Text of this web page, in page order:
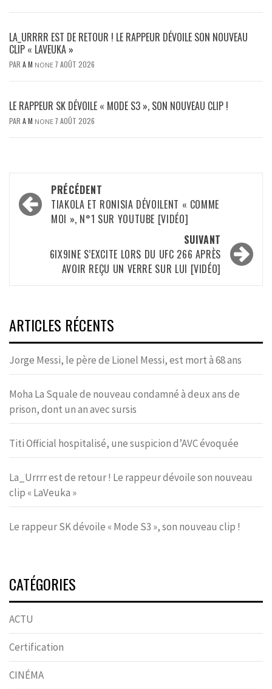
LA_URRRR EST DE RETOUR ! LE RAPPEUR DÉVOILE SON NOUVEAU
CLIP « LAVEUKA »
PAR A M NONE 7 AOÛT 2026
LE RAPPEUR SK DÉVOILE « MODE S3 », SON NOUVEAU CLIP !
PAR A M NONE 7 AOÛT 2026
Navigation
d’article
PRÉCÉDENT
TIAKOLA ET RONISIA DÉVOILENT « COMME
MOI », N°1 SUR YOUTUBE [VIDÉO]
SUIVANT
6IX9INE S’EXCITE LORS DU UFC 266 APRÈS
AVOIR REÇU UN VERRE SUR LUI [VIDÉO]
ARTICLES RÉCENTS
Jorge Messi, le père de Lionel Messi, est mort à 68 ans
Moha La Squale de nouveau condamné à deux ans de
prison, dont un an avec sursis
Titi Official hospitalisé, une suspicion d’AVC évoquée
La_Urrrr est de retour ! Le rappeur dévoile son nouveau
clip « LaVeuka »
Le rappeur SK dévoile « Mode S3 », son nouveau clip !
CATÉGORIES
ACTU
Certification
CINÉMA